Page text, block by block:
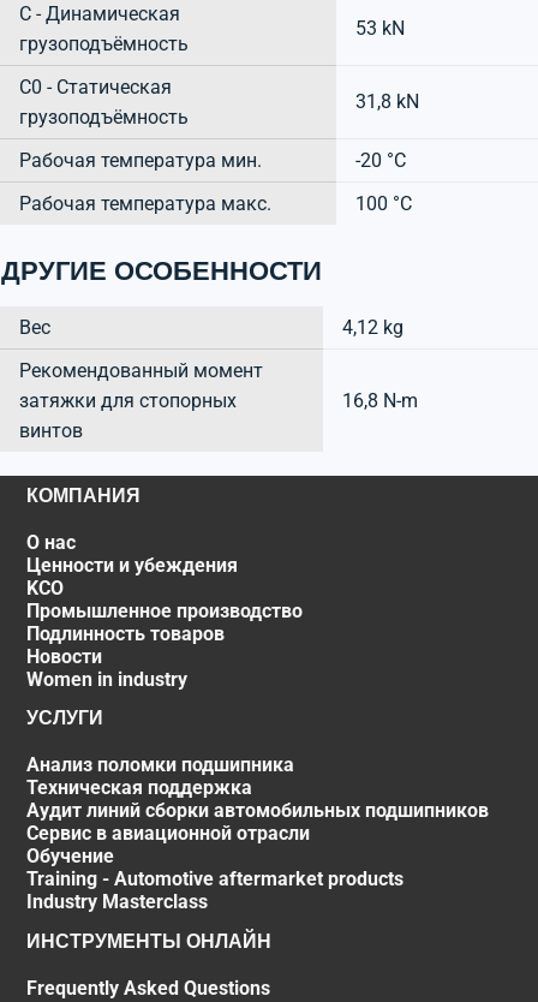
C - Динамическая
грузоподъёмность
53 kN
C0 - Статическая
грузоподъёмность
31,8 kN
Рабочая температура мин.
-20 °C
Рабочая температура макс.
100 °C
ДРУГИЕ ОСОБЕННОСТИ
Вес
4,12 kg
Рекомендованный момент
затяжки для стопорных
винтов
16,8 N-m
КОМПАНИЯ
О нас
Ценности и убеждения
KCO
Промышленное производство
Подлинность товаров
Новости
Women in industry
УСЛУГИ
Анализ поломки подшипника
Техническая поддержка
Аудит линий сборки автомобильных подшипников
Сервис в авиационной отрасли
Обучение
Training - Automotive aftermarket products
Industry Masterclass
ИНСТРУМЕНТЫ ОНЛАЙН
Frequently Asked Questions